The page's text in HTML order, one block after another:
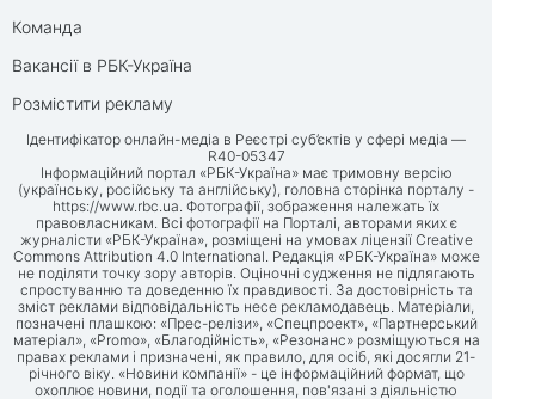
Команда
Вакансії в РБК-Україна
Розмістити рекламу
Ідентифікатор онлайн-медіа в Реєстрі суб’єктів у сфері медіа —
R40-05347
Інформаційний портал «РБК-Україна» має тримовну версію
(українську, російську та англійську), головна сторінка порталу -
https://www.rbc.ua . Фотографії, зображення належать їх
правовласникам. Всі фотографії на Порталі, авторами яких є
журналісти «РБК-Україна», розміщені на умовах ліцензії Creative
Commons Attribution 4.0 International. Редакція «РБК-Україна» може
не поділяти точку зору авторів. Оціночні судження не підлягають
спростуванню та доведенню їх правдивості. За достовірність та
зміст реклами відповідальність несе рекламодавець. Матеріали,
позначені плашкою: «Прес-релізи», «Спецпроект», «Партнерський
матеріал», «Promo», «Благодійність», «Резонанс» розміщуються на
правах реклами і призначені, як правило, для осіб, які досягли 21-
річного віку. «Новини компанії» - це інформаційний формат, що
охоплює новини, події та оголошення, пов'язані з діяльністю